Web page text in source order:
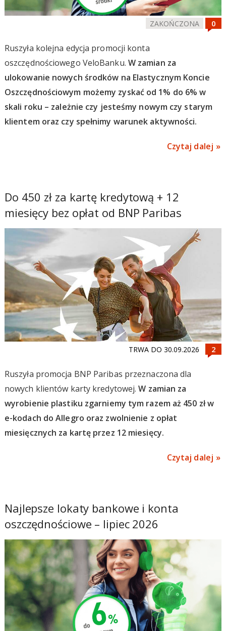
ZAKOŃCZONA
Ruszyła kolejna edycja promocji konta
oszczędnościowego VeloBanku. W zamian za
ulokowanie nowych środków na Elastycznym Koncie
Oszczędnościowym możemy zyskać od 1% do 6% w
skali roku – zależnie czy jesteśmy nowym czy starym
klientem oraz czy spełnimy warunek aktywności.
Czytaj dalej
Do 450 zł za kartę kredytową + 12
miesięcy bez opłat od BNP Paribas
TRWA DO 30.09.2026
Ruszyła promocja BNP Paribas przeznaczona dla
nowych klientów karty kredytowej.W zamian za
wyrobienie plastiku zgarniemy tym razem aż 450 zł w
e-kodach do Allegro oraz zwolnienie z opłat
miesięcznych za kartę przez 12 miesięcy.
Czytaj dalej
Najlepsze lokaty bankowe i konta
oszczędnościowe – lipiec 2026